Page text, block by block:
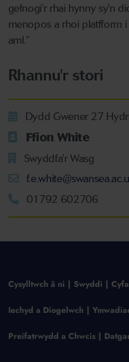
gefnogi'r rhai hynny sy'n
menopos a rhoi platfform
aml.”
Rhannu'r stori
Dydd Gwener 27
Ffion White
Swyddfa'r Wasg
01792 602706
Cysylltwch â ni Swyddi
Iechyd a Diogelwch
Preifatrwydd a Chwcis